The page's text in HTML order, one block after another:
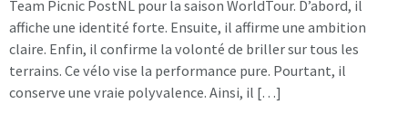
Team Picnic PostNL pour la saison WorldTour. D’abord, il
affiche une identité forte. Ensuite, il affirme une ambition
claire. Enfin, il confirme la volonté de briller sur tous les
terrains. Ce vélo vise la performance pure. Pourtant, il
conserve une vraie polyvalence. Ainsi, il […]